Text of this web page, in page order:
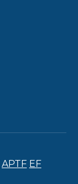
APTF EF